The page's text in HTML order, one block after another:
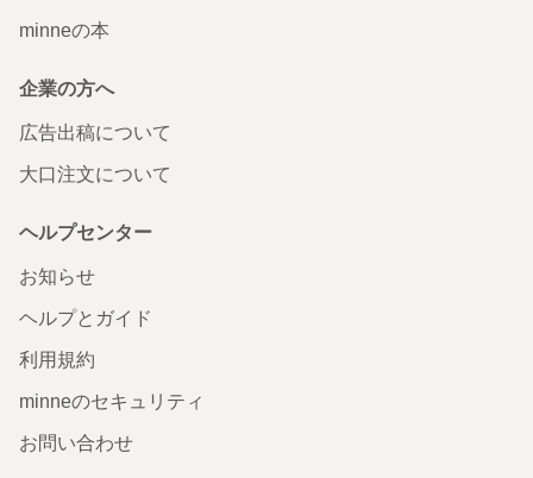
minneの本
企業の方へ
広告出稿について
大口注文について
ヘルプセンター
お知らせ
ヘルプとガイド
利用規約
minneのセキュリティ
お問い合わせ